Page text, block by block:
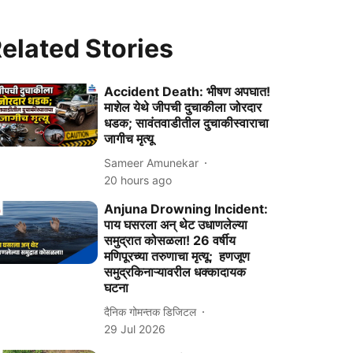
Stories
Accident Death: भीषण अपघात!
माशेल येथे जीपची दुचाकीला जोरदार
धडक; सावंतवाडीतील दुचाकीस्वाराचा
जागीच मृत्यू
Sameer Amunekar
20 hours ago
Anjuna Drowning Incident:
पाय घसरला अन् थेट उधाणलेल्या
समुद्रात कोसळला! 26 वर्षीय
मणिपूरच्या तरुणाचा मृत्यू; हणजूण
समुद्रकिनाऱ्यावरील धक्कादायक
घटना
दैनिक गोमन्तक डिजिटल
29 Jul 2026